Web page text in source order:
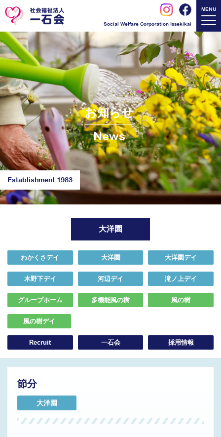
Social Welfare Corporation Issekikai
MENU
お知らせ
News
Establishment 1983
大洋園
わかくさデイ 大洋園 大洋園デイ
木野下デイ 河辺デイ 滝ノ上デイ
グループホーム 多機能風の樹 風の樹
風の樹デイ
Recruit 一石会 採用情報
節分
大洋園